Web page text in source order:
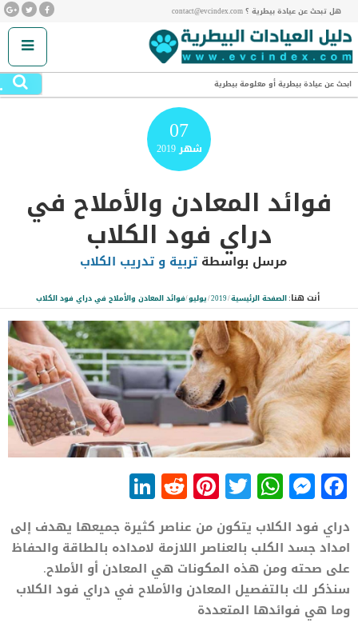
هل تبحث عن عيادة بيطرية ؟ contact@evcindex.com
ابحث عن عيادة بيطرية أو معلومة بيطرية
07
شهر2019
فوائد المعادن والأملاح في
دراي فود الكلاب
مرسل بواسطةتربية و تدريب الكلاب
أنت هنا:الصفحة الرئيسية/
2019
/يوليو/فوائد المعادن والأملاح في دراي فود الكلاب
Facebook
Messenger
WhatsApp
Twitter
Pinterest
Reddit
دراي فود الكلاب يتكون من عناصر كثيرة جميعها يهدف إلى
امداد جسد الكلب بالعناصر اللازمة لامداده بالطاقة والحفاظ
على صحته ومن هذه المكونات هي المعادن أو الأملاح.
سنذكر لك بالتفصيل المعادن والأملاح في دراي فود الكلاب
وما هي فوائدها المتعددة